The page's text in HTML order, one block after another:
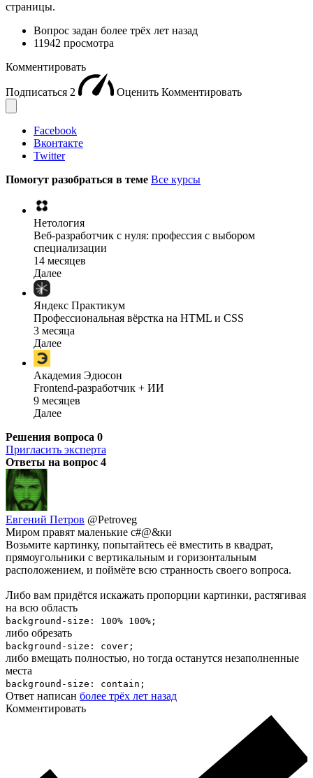
страницы.
Вопрос задан более трёх лет назад
11942 просмотра
Комментировать
Подписаться 2 Оценить Комментировать
Facebook
Вконтакте
Twitter
Помогут разобраться в теме Все курсы
Нетология
Веб-разработчик с нуля: профессия с выбором
специализации
14 месяцев
Далее
Яндекс Практикум
Профессиональная вёрстка на HTML и CSS
3 месяца
Далее
Академия Эдюсон
Frontend-разработчик + ИИ
9 месяцев
Далее
Решения вопроса 0
Пригласить эксперта
Ответы на вопрос 4
Евгений Петров @Petroveg
Миром правят маленькие с#@&ки
Возьмите картинку, попытайтесь её вместить в квадрат,
прямоугольники с вертикальным и горизонтальным
расположением, и поймёте всю странность своего вопроса.
Либо вам придётся искажать пропорции картинки, растягивая
на всю область
background-size: 100% 100%;
либо обрезать
background-size: cover;
либо вмещать полностью, но тогда останутся незаполненные
места
background-size: contain;
Ответ написан более трёх лет назад
Комментировать